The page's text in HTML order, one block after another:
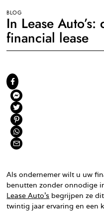
BLOG
In Lease
financial lease
Als ondernemer wilt u uw
benutten zonder onnodige
Lease Auto’s begrijpen ze
twintig jaar ervaring en een